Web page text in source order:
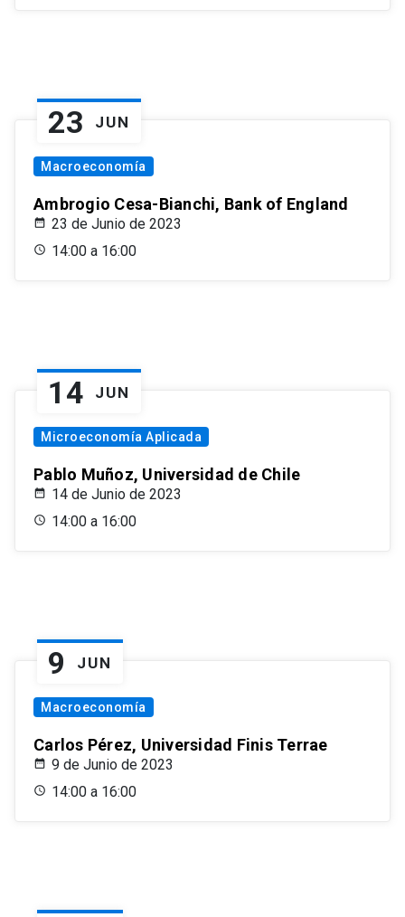
23 JUN
Macroeconomía
Ambrogio Cesa-Bianchi, Bank of England
23 de Junio de 2023
14:00 a 16:00
14 JUN
Microeconomía Aplicada
Pablo Muñoz, Universidad de Chile
14 de Junio de 2023
14:00 a 16:00
9 JUN
Macroeconomía
Carlos Pérez, Universidad Finis Terrae
9 de Junio de 2023
14:00 a 16:00